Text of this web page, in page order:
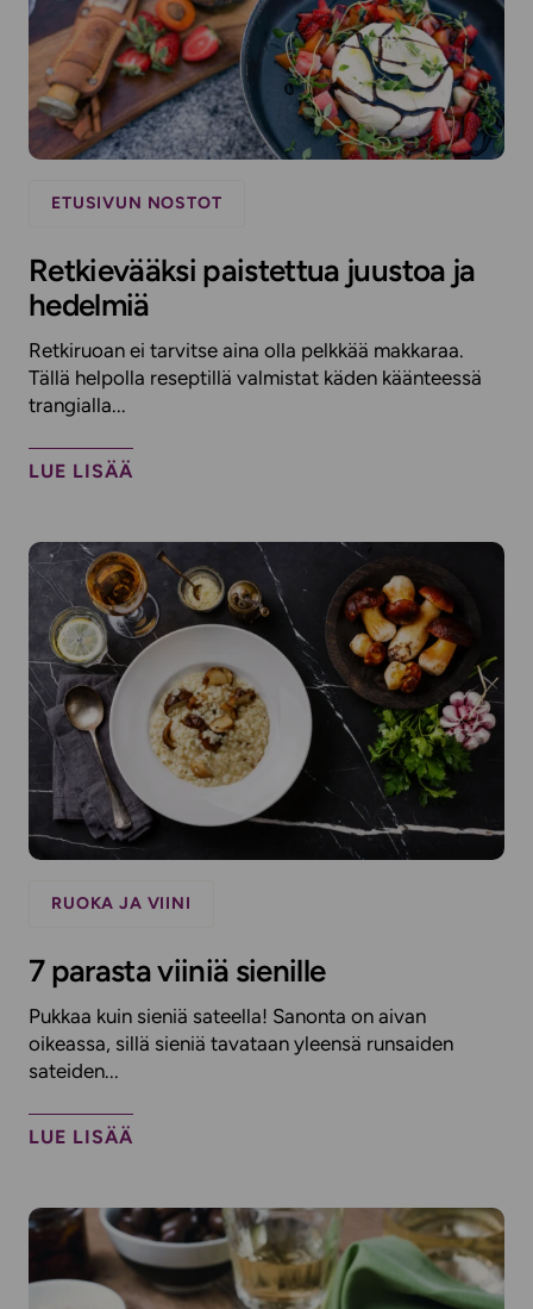
ETUSIVUN NOSTOT
Retkievääksi paistettua juustoa ja
hedelmiä
Retkiruoan ei tarvitse aina olla pelkkää makkaraa.
Tällä helpolla reseptillä valmistat käden käänteessä
trangialla...
LUE LISÄÄ
RUOKA JA VIINI
7 parasta viiniä sienille
Pukkaa kuin sieniä sateella! Sanonta on aivan
oikeassa, sillä sieniä tavataan yleensä runsaiden
sateiden...
LUE LISÄÄ